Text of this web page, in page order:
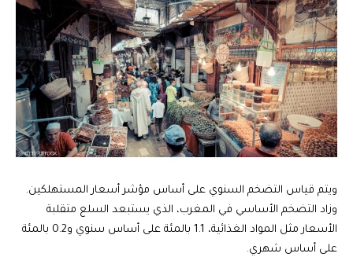
ويتم قياس التضخم السنوي على أساس مؤشر أسعار المستهلكين.
وزاد التضخم الأساسي في المغرب، الذي يستبعد السلع متقلبة
الأسعار مثل المواد الغذائية، 1.1 بالمئة على أساس سنوي و0.2 بالمئة
على أساس شهري.